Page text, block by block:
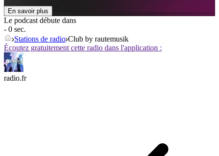
En savoir plus
Le podcast débute dans
- 0 sec.
Stations de radio Club by rautemusik
Écoutez gratuitement cette radio dans l'application :
radio.fr